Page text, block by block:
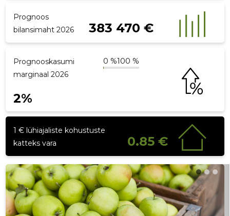
Prognoos
bilansimaht 2026
383 470 €
Prognooskasumi
marginaal 2026
0 %100 %
2%
1 € lühiajaliste kohustuste
katteks vara
0.85 €